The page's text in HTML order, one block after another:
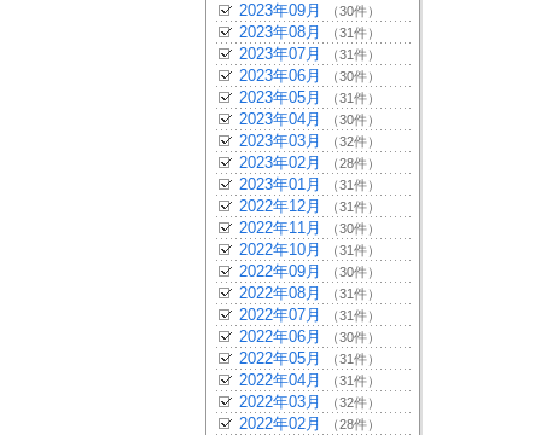
2023年09月 （30件）
2023年08月 （31件）
2023年07月 （31件）
2023年06月 （30件）
2023年05月 （31件）
2023年04月 （30件）
2023年03月 （32件）
2023年02月 （28件）
2023年01月 （31件）
2022年12月 （31件）
2022年11月 （30件）
2022年10月 （31件）
2022年09月 （30件）
2022年08月 （31件）
2022年07月 （31件）
2022年06月 （30件）
2022年05月 （31件）
2022年04月 （31件）
2022年03月 （32件）
2022年02月 （28件）